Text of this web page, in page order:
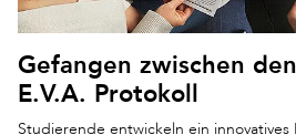
Gefangen zwischen
E.V.A. Protokoll
Studierende entwickeln ein innovatives